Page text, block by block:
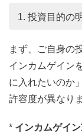
1. 投資目的の
まず、ご自身の
インカムゲイン
に入れたいのか
許容度が異なり
* インカムゲイン